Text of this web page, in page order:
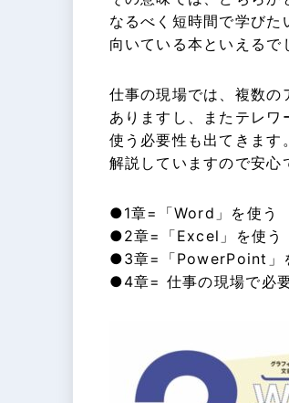
なるべく短時間で学びた
向いている本といえるで
仕事の現場では、複数の
ありますし、またテレ
使う必要性も出てきます
解説していますので安心
●1章=「Word」を使う
●2章=「Excel」を使う
●3章=「PowerPoint」
●4章= 仕事の現場で必